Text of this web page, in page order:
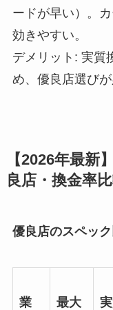
ードが早い）。
効きやすい。
デメリット: 実質
め、優良店選びが
【2026年最新
良店・換金率
優良店のスペッ
業
最大